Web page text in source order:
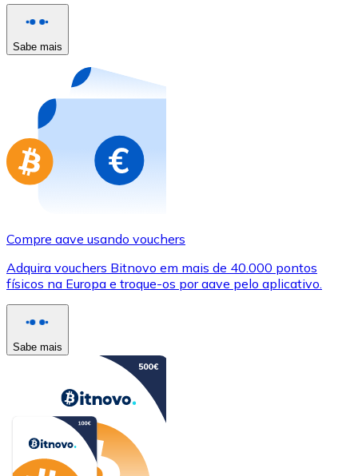
Comprar com cartão
Compre cartões-presente das suas marcas favoritas
Ir para a loja de cartões-presente
Sabe mais
Compre aave usando vouchers
Adquira vouchers Bitnovo em mais de 40.000 pontos
físicos na Europa e troque-os por aave pelo aplicativo.
Sabe mais